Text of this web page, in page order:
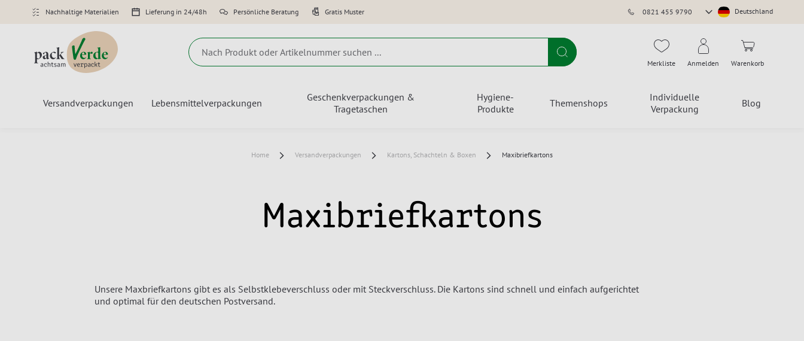
Nachhaltige Materialien Lieferung in 24/48h Persönliche Beratung Gratis Muster 0821 455 9790
Store
Deutschland
Suche Merkliste Anmelden Warenkorb
Versandverpackungen Lebensmittelverpackungen
Geschenkverpackungen &
Tragetaschen
Hygiene-
Produkte
Themenshops
Individuelle
Verpackung
Blog
Home Versandverpackungen Kartons, Schachteln & Boxen Maxibriefkartons
Maxibriefkartons
Unsere Maxbriefkartons gibt es als Selbstklebeverschluss oder mit Steckverschluss. Die Kartons sind schnell und einfach aufgerichtet
und optimal für den deutschen Postversand.